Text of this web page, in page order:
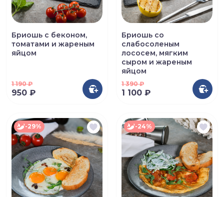
Бриошь с беконом,
томатами и жареным
яйцом
1 190₽
950 ₽
Бриошь со
слабосоленым
лососем, мягким
сыром и жареным
яйцом
1 390₽
1 100 ₽
-29% -24%